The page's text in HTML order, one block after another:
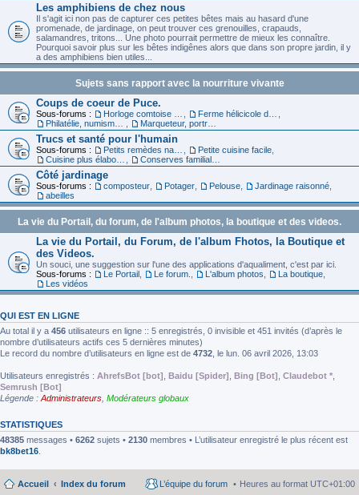
Les amphibiens de chez nous
Il s'agit ici non pas de capturer ces petites bêtes mais au hasard d'une
promenade, de jardinage, on peut trouver ces grenouilles, crapauds,
salamandres, tritons... Une photo pourrait permettre de mieux les connaître.
Pourquoi savoir plus sur les bêtes indigênes alors que dans son propre jardin, il y
a des amphibiens bien utiles...
Sujets sans rapport avec la nourriture vivante
Coups de coeur de Puce.
Sous-forums :
Trucs et santé pour l'humain
Sous-forums : Petite cuisine facile
Côté jardinage
Sous-forums : composteur Potager Pelouse Jardinage raisonné
abeilles
La vie du Portail, du forum, de l'album photos, la boutique et des videos.
La vie du Portail, du Forum, de l'album Fhotos, la Boutique et
des Videos.
Un souci, une suggestion sur l'une des applications d'aqualiment, c'est par ici.
Sous-forums :
Le Portail Le forum. L'album photos La boutique
Les vidéos
QUI EST EN LIGNE
Au total il y a 456 utilisateurs en ligne :: 5 enregistrés, 0 invisible et 451 invités (d’après le
nombre d’utilisateurs actifs ces 5 dernières minutes)
Le record du nombre d’utilisateurs en ligne est de 4732 , le lun. 06 avril 2026, 13:03
Utilisateurs enregistrés : AhrefsBot [bot] Baidu [Spider] Bing [Bot] Claudebot *
Semrush [Bot]
Légende : Administrateurs Modérateurs globaux
STATISTIQUES
48385 messages • 6262 sujets • 2130 membres • L’utilisateur enregistré le plus récent est
bk8bet16
Accueil Index du forum Heures au format UTC+01:00
L’équipe du forum